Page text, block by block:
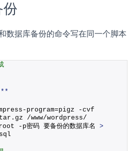
份
数据库备份的命令写在同一个脚本
program=pigz -cvf
tar . gz /www/wordpress/
-p密码 要备份的数据库名 >
sql